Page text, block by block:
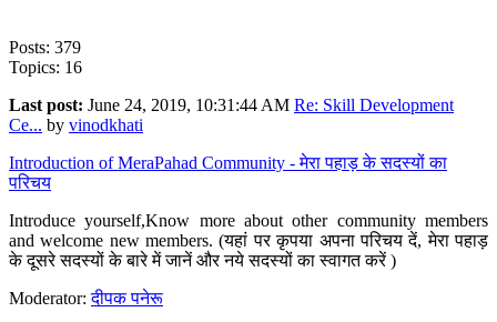
Posts: 379
Topics: 16
Last post: June 24, 2019, 10:31:44 AM Re: Skill Development
Ce... by vinodkhati
Introduction of MeraPahad Community - मेरा पहाड़ के सदस्यों का
परिचय
Introduce yourself,Know more about other community members
and welcome new members. (यहां पर कृपया अपना परिचय दें, मेरा पहाड़
के दूसरे सदस्यों के बारे में जानें और नये सदस्यों का स्वागत करें )
Moderator:दीपक पनेरू